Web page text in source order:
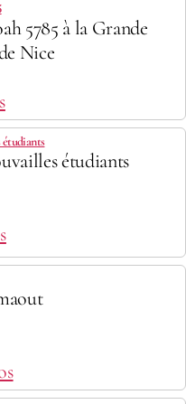
5785 à la Grande
Nice
étudiants
étudiants